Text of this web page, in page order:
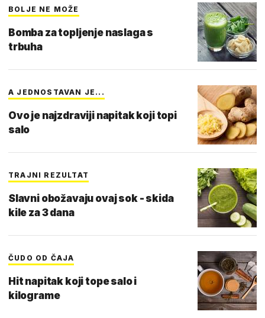
BOLJE NE MOŽE
Bomba za topljenje naslaga s
trbuha
A JEDNOSTAVAN JE...
Ovo je najzdraviji napitak koji topi
salo
TRAJNI REZULTAT
Slavni obožavaju ovaj sok - skida
kile za 3 dana
ČUDO OD ČAJA
Hit napitak koji tope salo i
kilograme